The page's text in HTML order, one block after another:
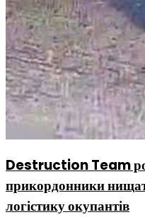
Destruction Team
прикордонники
логістику окупантів